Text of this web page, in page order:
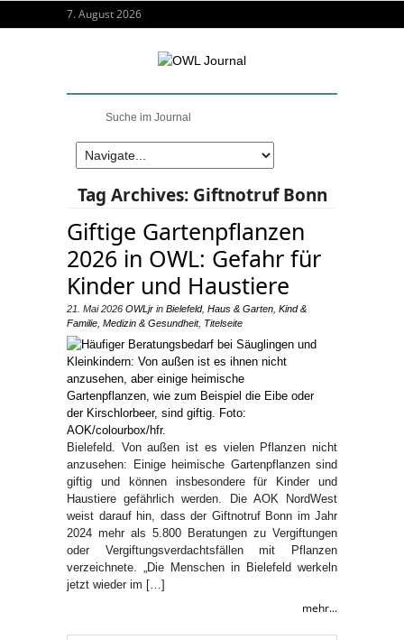
7. August 2026
Tag Archives: Giftnotruf Bonn
Giftige Gartenpflanzen
2026 in OWL: Gefahr für
Kinder und Haustiere
21. Mai 2026 OWLjr in Bielefeld, Haus & Garten Kind &
Familie Medizin & Gesundheit, Titelseite
Bielefeld. Von außen ist es vielen Pflanzen nicht
anzusehen: Einige heimische Gartenpflanzen sind
giftig und können insbesondere für Kinder und
Haustiere gefährlich werden. Die AOK NordWest
weist darauf hin, dass der Giftnotruf Bonn im Jahr
2024 mehr als 5.800 Beratungen zu Vergiftungen
oder Vergiftungsverdachtsfällen mit Pflanzen
verzeichnete. „Die Menschen in Bielefeld werkeln
jetzt wieder im […]
mehr...